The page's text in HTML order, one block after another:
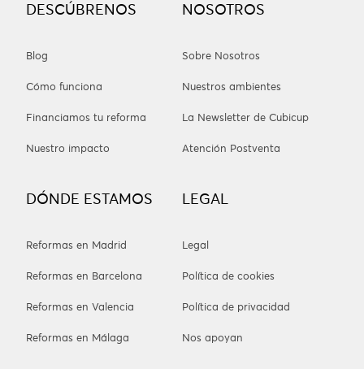
DESCÚBRENOS
Blog
Cómo funciona
Financiamos tu reforma
Nuestro impacto
NOSOTROS
Sobre Nosotros
Nuestros ambientes
La Newsletter de Cubicup
Atención Postventa
DÓNDE ESTAMOS
Reformas en Madrid
Reformas en Barcelona
Reformas en Valencia
Reformas en Málaga
LEGAL
Legal
Política de cookies
Política de privacidad
Nos apoyan